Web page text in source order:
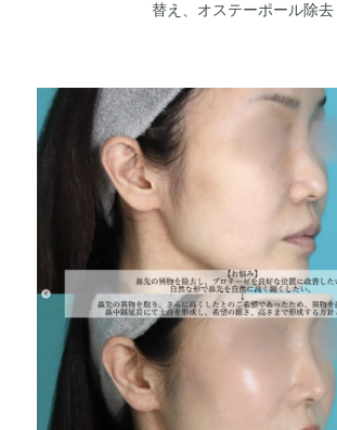
替え、オステーポール除去